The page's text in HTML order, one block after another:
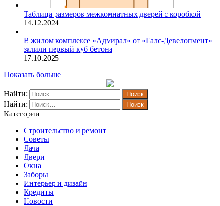
Таблица размеров межкомнатных дверей с коробкой
14.12.2024
В жилом комплексе «Адмирал» от «Галс-Девелопмент»
залили первый куб бетона
17.10.2025
Показать больше
Найти:
Найти:
Категории
Строительство и ремонт
Советы
Дача
Двери
Окна
Заборы
Интерьер и дизайн
Кредиты
Новости